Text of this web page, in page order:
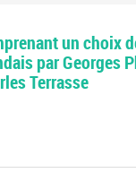
un choix
par Georges
Terrasse